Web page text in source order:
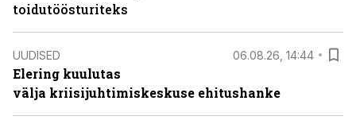
toidutöösturiteks
UUDISED 06.08.26, 14:44
Elering kuulutas
välja kriisijuhtimiskeskuse ehitushanke